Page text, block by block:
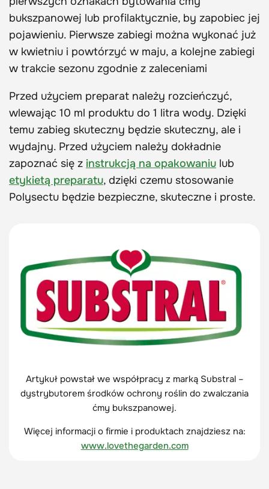
bukszpanowej lub profilaktycznie, by zapobiec jej
pojawieniu. Pierwsze zabiegi można wykonać już
w kwietniu i powtórzyć w maju, a kolejne zabiegi
w trakcie sezonu zgodnie z zaleceniami
Przed użyciem preparat należy rozcieńczyć,
wlewając 10 ml produktu do 1 litra wody. Dzięki
temu zabieg skuteczny będzie skuteczny, ale i
wydajny. Przed użyciem należy dokładnie
zapoznać się z instrukcją na opakowaniu lub
etykietą preparatu, dzięki czemu stosowanie
Polysectu będzie bezpieczne, skuteczne i proste.
Artykuł powstał we współpracy z marką Substral –
dystrybutorem środków ochrony roślin do zwalczania
ćmy bukszpanowej.
Więcej informacji o firmie i produktach znajdziesz na:
www.lovethegarden.com